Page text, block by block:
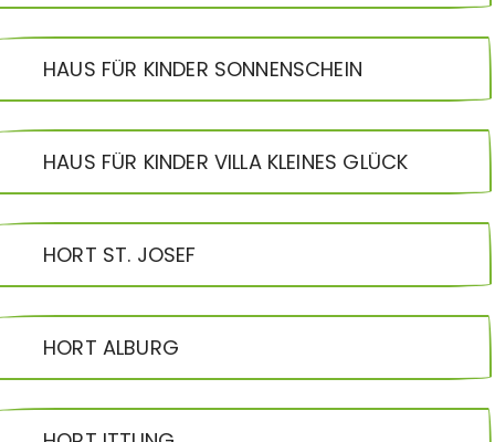
HAUS FÜR KINDER SONNENSCHEIN
HAUS FÜR KINDER VILLA KLEINES GLÜCK
HORT ST. JOSEF
HORT ALBURG